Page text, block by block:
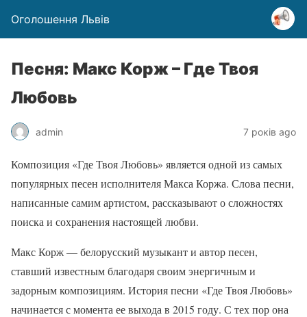
Оголошення Львів
Песня: Макс Корж – Где Твоя
Любовь
admin 7 років ago
Композиция «Где Твоя Любовь» является одной из самых
популярных песен исполнителя Макса Коржа. Слова песни,
написанные самим артистом, рассказывают о сложностях
поиска и сохранения настоящей любви.
Макс Корж — белорусский музыкант и автор песен,
ставший известным благодаря своим энергичным и
задорным композициям. История песни «Где Твоя Любовь»
начинается с момента ее выхода в 2015 году. С тех пор она